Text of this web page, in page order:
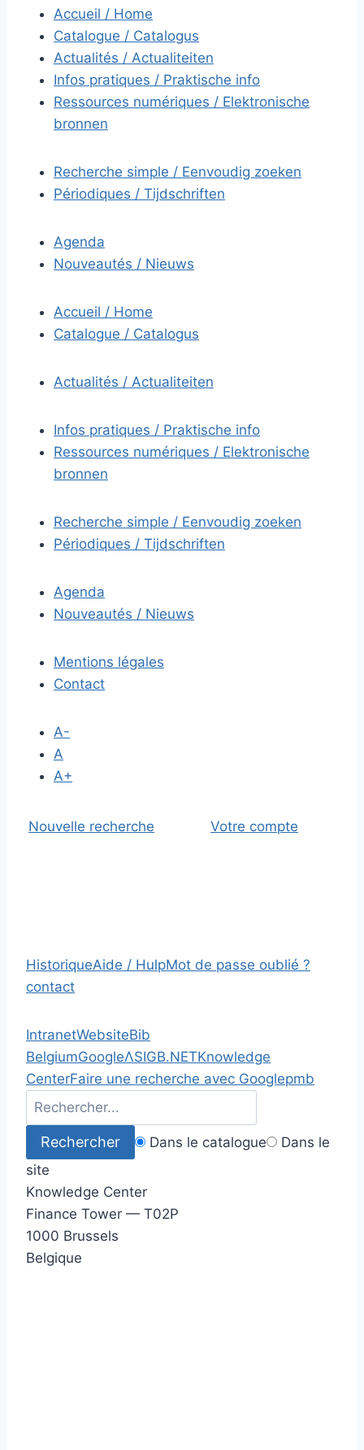
Accueil / Home
Catalogue / Catalogus
Actualités / Actualiteiten
Infos pratiques / Praktische info
Ressources numériques / Elektronische
bronnen
Recherche simple / Eenvoudig zoeken
Périodiques / Tijdschriften
Agenda
Nouveautés / Nieuws
Accueil / Home
Catalogue / Catalogus
Actualités / Actualiteiten
Infos pratiques / Praktische info
Ressources numériques / Elektronische
bronnen
Recherche simple / Eenvoudig zoeken
Périodiques / Tijdschriften
Agenda
Nouveautés / Nieuws
Mentions légales
Contact
A-
A
A+
Nouvelle recherche Votre compte
HistoriqueAide / HulpMot de passe oublié ?
contact
IntranetWebsiteBib
BelgiumGoogleΛSIGB.NETKnowledge
CenterFaire une recherche avec Googlepmb
Dans le catalogue
Dans le
site
Knowledge Center
Finance Tower — T02P
1000 Brussels
Belgique